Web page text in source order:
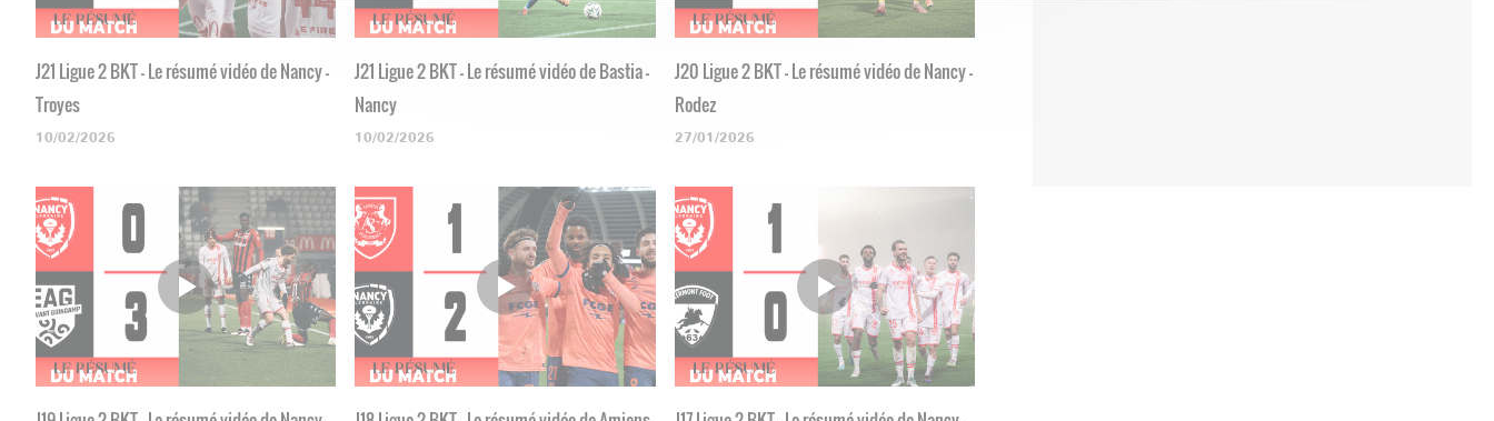
J21 Ligue 2 BKT - Le résumé vidéo de Nancy -
Troyes
10/02/2026
J21 Ligue 2 BKT - Le résumé vidéo de Bastia -
Nancy
10/02/2026
J20 Ligue 2 BKT - Le résumé vidéo de Nancy -
Rodez
27/01/2026